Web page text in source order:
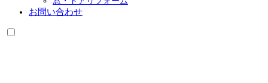
お問い合わせ